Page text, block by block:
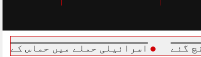
اسرائیلی حملے میں حماس کے مرکزی